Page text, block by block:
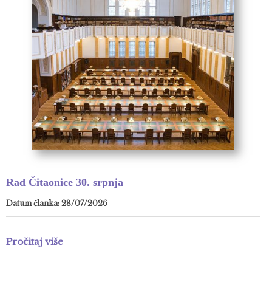
Rad Čitaonice 30. srpnja
Datum članka: 28/07/2026
Pročitaj više